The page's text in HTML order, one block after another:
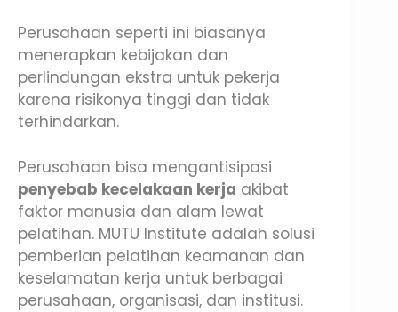
Perusahaan seperti ini biasanya
menerapkan kebijakan dan
perlindungan ekstra untuk pekerja
karena risikonya tinggi dan tidak
terhindarkan.
Perusahaan bisa mengantisipasi
penyebab kecelakaan kerja akibat
faktor manusia dan alam lewat
pelatihan. MUTU Institute adalah solusi
pemberian pelatihan keamanan dan
keselamatan kerja untuk berbagai
perusahaan, organisasi, dan institusi.